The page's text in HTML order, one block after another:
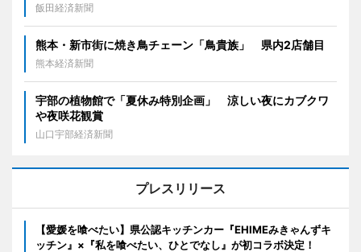
飯田経済新聞
熊本・新市街に焼き鳥チェーン「鳥貴族」 県内2店舗目
熊本経済新聞
宇部の植物館で「夏休み特別企画」 涼しい夜にカブクワ
や夜咲花観賞
山口宇部経済新聞
プレスリリース
【愛媛を喰べたい】県公認キッチンカー『EHIMEみきゃんずキ
ッチン』×『私を喰べたい、ひとでなし』が初コラボ決定！